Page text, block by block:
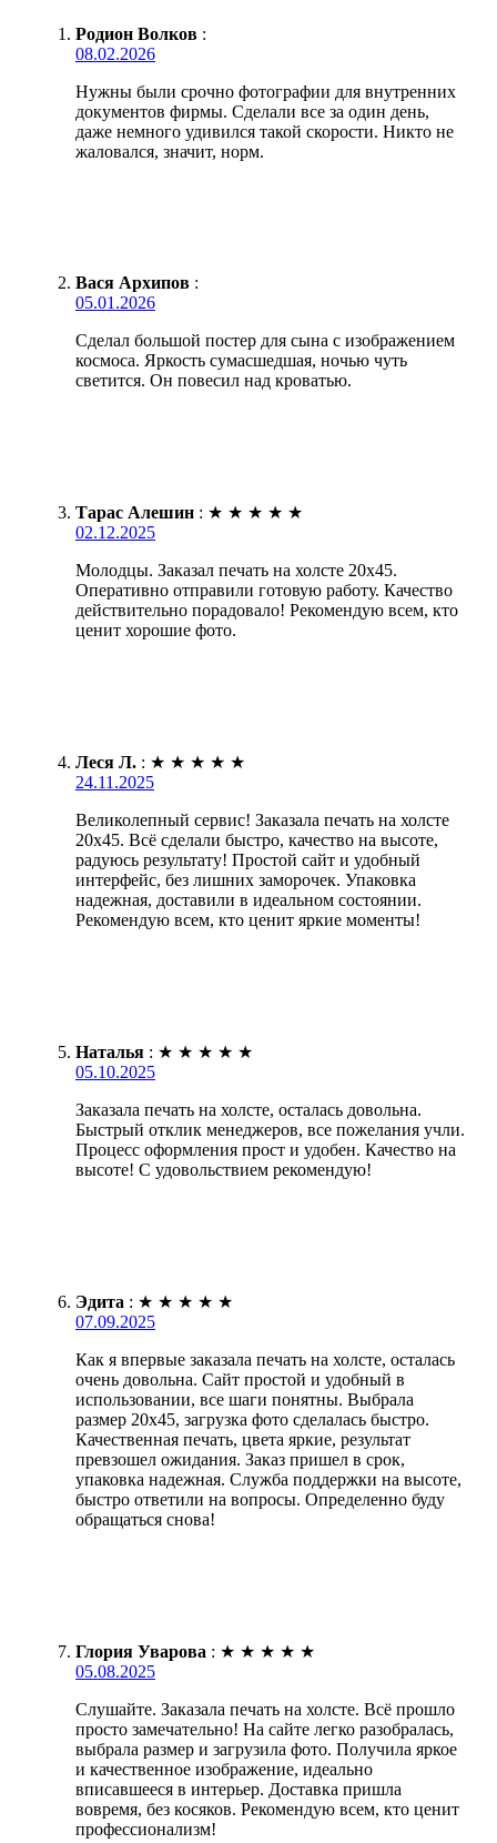
Родион Волков :
08.02.2026
Нужны были срочно фотографии для внутренних
документов фирмы. Сделали все за один день,
даже немного удивился такой скорости. Никто не
жаловался, значит, норм.
Вася Архипов :
05.01.2026
Сделал большой постер для сына с изображением
космоса. Яркость сумасшедшая, ночью чуть
светится. Он повесил над кроватью.
Тарас Алешин : ★ ★ ★ ★ ★
02.12.2025
Молодцы. Заказал печать на холсте 20х45.
Оперативно отправили готовую работу. Качество
действительно порадовало! Рекомендую всем, кто
ценит хорошие фото.
Леся Л. : ★ ★ ★ ★ ★
24.11.2025
Великолепный сервис! Заказала печать на холсте
20х45. Всё сделали быстро, качество на высоте,
радуюсь результату! Простой сайт и удобный
интерфейс, без лишних заморочек. Упаковка
надежная, доставили в идеальном состоянии.
Рекомендую всем, кто ценит яркие моменты!
Наталья : ★ ★ ★ ★ ★
05.10.2025
Заказала печать на холсте, осталась довольна.
Быстрый отклик менеджеров, все пожелания учли.
Процесс оформления прост и удобен. Качество на
высоте! С удовольствием рекомендую!
Эдита : ★ ★ ★ ★ ★
07.09.2025
Как я впервые заказала печать на холсте, осталась
очень довольна. Сайт простой и удобный в
использовании, все шаги понятны. Выбрала
размер 20х45, загрузка фото сделалась быстро.
Качественная печать, цвета яркие, результат
превзошел ожидания. Заказ пришел в срок,
упаковка надежная. Служба поддержки на высоте,
быстро ответили на вопросы. Определенно буду
обращаться снова!
Глория Уварова : ★ ★ ★ ★ ★
05.08.2025
Слушайте. Заказала печать на холсте. Всё прошло
просто замечательно! На сайте легко разобралась,
выбрала размер и загрузила фото. Получила яркое
и качественное изображение, идеально
вписавшееся в интерьер. Доставка пришла
вовремя, без косяков. Рекомендую всем, кто ценит
профессионализм!